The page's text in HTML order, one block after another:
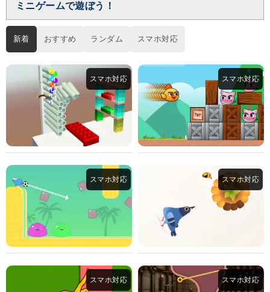
ミニゲームで遊ぼう！
新着 おすすめ ランダム スマホ対応